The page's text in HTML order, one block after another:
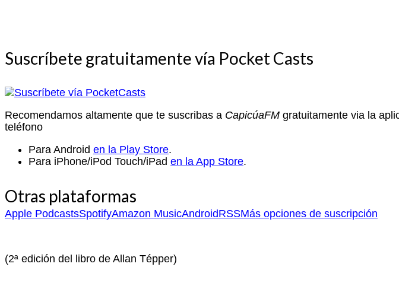
Suscríbete gratuitamente vía Pocket Casts
Recomendamos altamente que te suscribas a CapicúaFM gratuitamente via la
teléfono
Para Android en la Play Store.
Para iPhone/iPod Touch/iPad en la App Store.
Otras plataformas
Apple PodcastsSpotifyAmazon MusicAndroidRSSMás opciones de suscripción
(2ª edición del libro de Allan Tépper)